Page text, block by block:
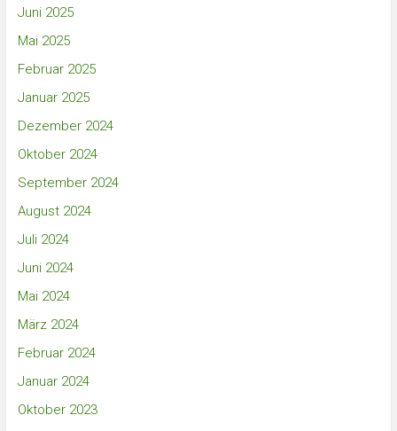
Juni 2025
Mai 2025
Februar 2025
Januar 2025
Dezember 2024
Oktober 2024
September 2024
August 2024
Juli 2024
Juni 2024
Mai 2024
März 2024
Februar 2024
Januar 2024
Oktober 2023